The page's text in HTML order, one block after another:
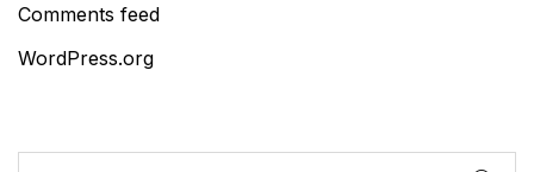
Comments feed
WordPress.org